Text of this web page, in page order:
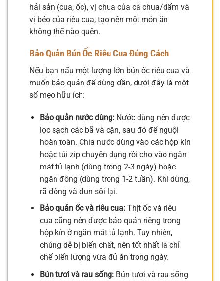
hải sản (cua, ốc), vị chua của cà chua/dấm và
vị béo của riêu cua, tạo nên một món ăn
không thể nào quên.
Bảo Quản Bún Ốc Riêu Cua Đúng Cách
Nếu bạn nấu một lượng lớn bún ốc riêu cua và
muốn bảo quản để dùng dần, dưới đây là một
số mẹo hữu ích:
Bảo quản nước dùng:Nước dùng nên được
lọc sạch các bã và cặn, sau đó để nguội
hoàn toàn. Chia nước dùng vào các hộp kín
hoặc túi zip chuyên dụng rồi cho vào ngăn
mát tủ lạnh (dùng trong 2-3 ngày) hoặc
ngăn đông (dùng trong 1-2 tuần). Khi dùng,
rã đông và đun sôi lại.
Bảo quản ốc và riêu cua:Thịt ốc và riêu
cua cũng nên được bảo quản riêng trong
hộp kín ở ngăn mát tủ lạnh. Tuy nhiên,
chúng dễ bị biến chất, nên tốt nhất là chỉ
chế biến lượng vừa đủ ăn trong ngày.
Bún tươi và rau sống:Bún tươi và rau sống